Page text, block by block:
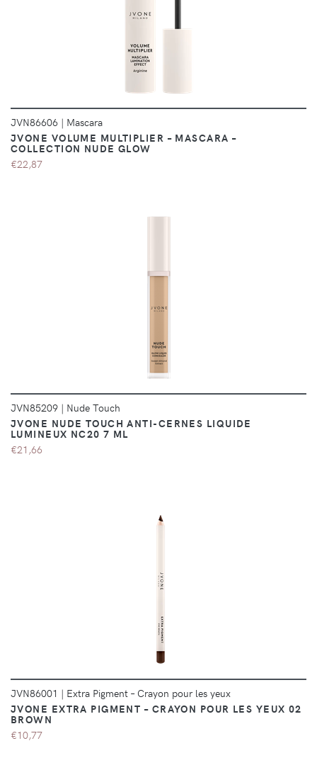
JVN86606 | Mascara
JVONE VOLUME MULTIPLIER – MASCARA –
COLLECTION NUDE GLOW
€22,87
JVN85209 | Nude Touch
JVONE NUDE TOUCH ANTI-CERNES LIQUIDE
LUMINEUX NC20 7 ML
€21,66
DÉTAILS
JVN86001 | Extra Pigment – Crayon pour les yeux
JVONE EXTRA PIGMENT – CRAYON POUR LES YEUX 02
BROWN
€10,77